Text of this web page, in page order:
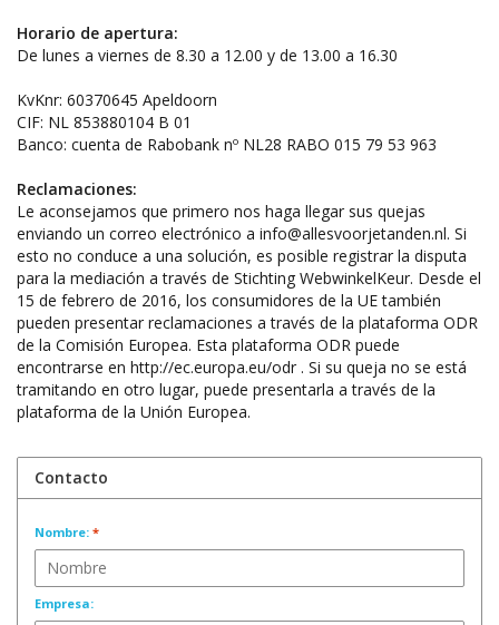
Horario de apertura:
De lunes a viernes de 8.30 a 12.00 y de 13.00 a 16.30
KvKnr: 60370645 Apeldoorn
CIF: NL 853880104 B 01
Banco: cuenta de Rabobank nº NL28 RABO 015 79 53 963
Reclamaciones:
Le aconsejamos que primero nos haga llegar sus quejas
enviando un correo electrónico a info@allesvoorjetanden.nl. Si
esto no conduce a una solución, es posible registrar la disputa
para la mediación a través de Stichting WebwinkelKeur. Desde el
15 de febrero de 2016, los consumidores de la UE también
pueden presentar reclamaciones a través de la plataforma ODR
de la Comisión Europea. Esta plataforma ODR puede
encontrarse en http://ec.europa.eu/odr . Si su queja no se está
tramitando en otro lugar, puede presentarla a través de la
plataforma de la Unión Europea.
Contacto
Nombre: *
Empresa: